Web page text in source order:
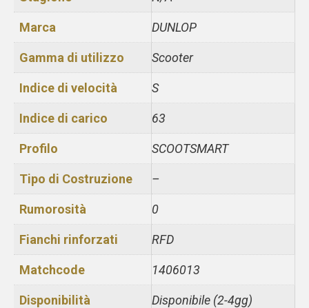
Marca DUNLOP
Gamma di utilizzo Scooter
Indice di velocità S
Indice di carico 63
Profilo SCOOTSMART
Tipo di Costruzione –
Rumorosità 0
Fianchi rinforzati RFD
Matchcode 1406013
Disponibilità Disponibile (2-4gg)